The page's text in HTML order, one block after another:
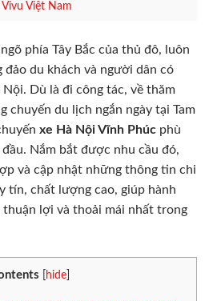
Vivu Việt Nam
phía Tây Bắc của thủ đô, luôn
đảo du khách và người dân có
Dù là đi công tác, về thăm
chuyến du lịch ngắn ngày tại Tam
xe Hà Nội Vĩnh Phúc phù
Nắm bắt được nhu cầu đó,
và cập nhật những thông tin chi
tín, chất lượng cao, giúp hành
lợi và thoải mái nhất trong
hide